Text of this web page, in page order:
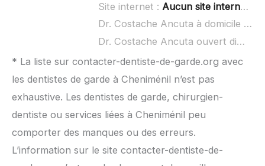
Site internet : Aucun site internet connu
Dr. Costache Ancuta à domicile :
Dr. Costache Ancuta ouvert dimanche :
* La liste sur contacter-dentiste-de-garde.org avec
les dentistes de garde à Cheniménil n’est pas
exhaustive. Les dentistes de garde, chirurgien-
dentiste ou services liées à Cheniménil peu
comporter des manques ou des erreurs.
L’information sur le site contacter-dentiste-de-